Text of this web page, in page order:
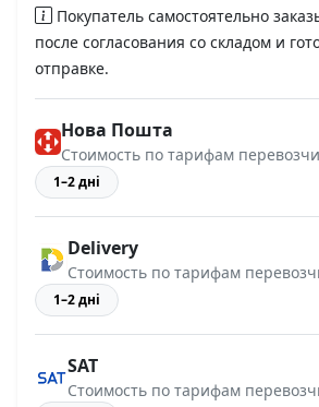
Покупатель самостоятельно
после согласования со складом и
отправке.
Нова Пошта
Стоимость по тарифам
1–2 дні
Delivery
Стоимость по тарифам
1–2 дні
SAT
Стоимость по тарифам